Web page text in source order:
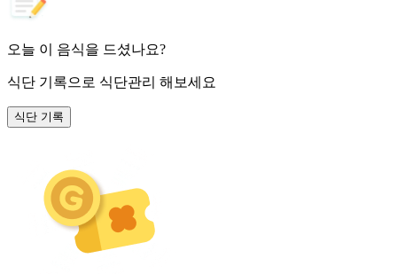
오늘 이 음식을 드셨나요?
식단 기록으로 식단관리 해보세요
식단 기록